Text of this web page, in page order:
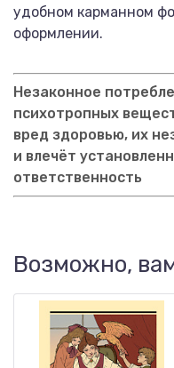
удобном карманном
оформлении.
Незаконное
психотропных
вред здоровью, их
и влечёт
ответственность
Возможно,